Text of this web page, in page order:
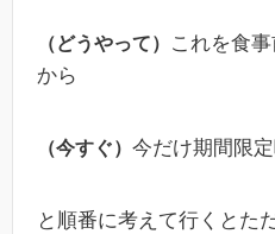
（どうやって）
これを食
から
（今すぐ） 今だけ期間限
と順番に考えて行くとた